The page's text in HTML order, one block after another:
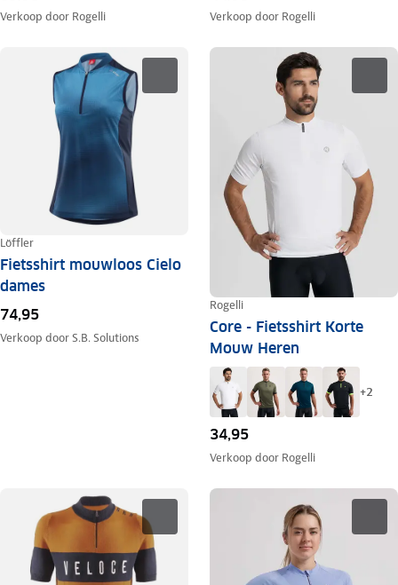
Verkoop door Rogelli Verkoop door Rogelli
Löffler
Fietsshirt mouwloos Cielo
dames
74,95
Verkoop doorS.B. Solutions
Rogelli
Core - Fietsshirt Korte
Mouw Heren
+2
34,95
Verkoop door Rogelli